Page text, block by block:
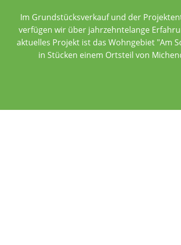
Im Grundstücksverkauf und der
verfügen wir über jahrzehntelange
aktuelles Projekt ist das Wohngebiet "Am
in Stücken einem Ortsteil von